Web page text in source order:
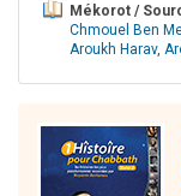
Mékorot /
Chmouel Ben
Aroukh Harav,